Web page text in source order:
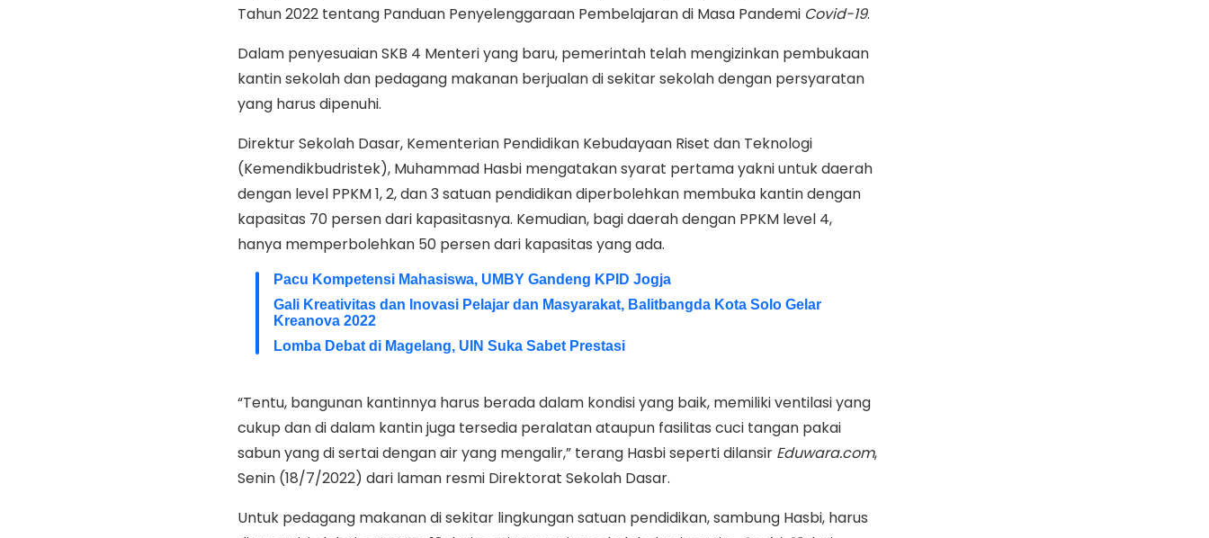
Tahun 2022 tentang Panduan Penyelenggaraan Pembelajaran di Masa Pandemi Covid-19.
Dalam penyesuaian SKB 4 Menteri yang baru, pemerintah telah mengizinkan pembukaan
kantin sekolah dan pedagang makanan berjualan di sekitar sekolah dengan persyaratan
yang harus dipenuhi.
Direktur Sekolah Dasar, Kementerian Pendidikan Kebudayaan Riset dan Teknologi
(Kemendikbudristek), Muhammad Hasbi mengatakan syarat pertama yakni untuk daerah
dengan level PPKM 1, 2, dan 3 satuan pendidikan diperbolehkan membuka kantin dengan
kapasitas 70 persen dari kapasitasnya. Kemudian, bagi daerah dengan PPKM level 4,
hanya memperbolehkan 50 persen dari kapasitas yang ada.
Pacu Kompetensi Mahasiswa, UMBY Gandeng KPID Jogja
Gali Kreativitas dan Inovasi Pelajar dan Masyarakat, Balitbangda Kota Solo Gelar
Kreanova 2022
Lomba Debat di Magelang, UIN Suka Sabet Prestasi
“Tentu, bangunan kantinnya harus berada dalam kondisi yang baik, memiliki ventilasi yang
cukup dan di dalam kantin juga tersedia peralatan ataupun fasilitas cuci tangan pakai
sabun yang di sertai dengan air yang mengalir,” terang Hasbi seperti dilansir Eduwara.com,
Senin (18/7/2022) dari laman resmi Direktorat Sekolah Dasar.
Untuk pedagang makanan di sekitar lingkungan satuan pendidikan, sambung Hasbi, harus